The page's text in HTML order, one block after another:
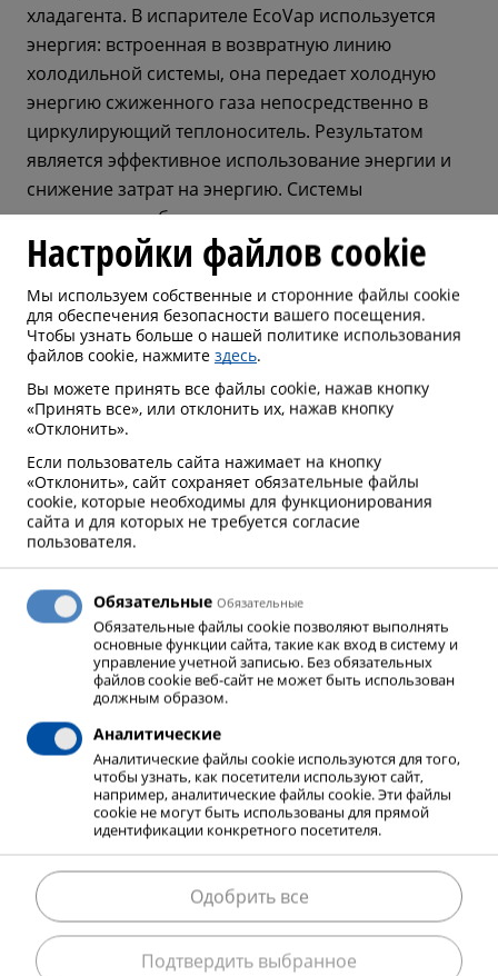
хладагента. В испарителе EcoVap используется
энергия: встроенная в возвратную линию
холодильной системы, она передает холодную
энергию сжиженного газа непосредственно в
циркулирующий теплоноситель. Результатом
является эффективное использование энергии и
снижение затрат на энергию. Системы
охлаждения работают с охлаждением сжиженных
газов от испарителя EcoVap экологически чистым
и эффективным образом.
ПРИМЕНЕНИЕ ГАЗА
Если газ необходим в процессе для
производственного процессса, то его не
пропускают через обычный атмосферный
испаритель, который сбрасывает холод в
окружающий воздух, вместо этого он проходит
через испаритель EcoVap. Энергия, необходимая
для испарения сжиженного газа, направляется в
систему конденсирования, тем самым охлаждая
ее, и тем самым выполняя роль холодильника.
Образование льда и тумана вокруг атмосферных
испарителей больше не происходит, и
температура технологического газа всегда
постоянна независимо от условий окружающей
РЕШЕНИЯ MESSER
Messer предлагает команду экспертов, которые
Настройки файлов cookie
Мы используем собственные и сторонние файлы cookie
для обеспечения безопасности вашего посещения.
Чтобы узнать больше о нашей политике использования
файлов cookie, нажмите здесь.
Вы можете принять все файлы cookie, нажав кнопку
«Принять все», или отклонить их, нажав кнопку
«Отклонить».
Если пользователь сайта нажимает на кнопку
«Отклонить», сайт сохраняет обязательные файлы
cookie, которые необходимы для функционирования
сайта и для которых не требуется согласие
пользователя.
Обязательные Обязательные
Обязательные файлы cookie позволяют выполнять
основные функции сайта, такие как вход в систему и
управление учетной записью. Без обязательных
файлов cookie веб-сайт не может быть использован
должным образом.
Аналитические
Аналитические файлы cookie используются для того,
чтобы узнать, как посетители используют сайт,
например, аналитические файлы cookie. Эти файлы
cookie не могут быть использованы для прямой
идентификации конкретного посетителя.
Подтвердить выбранное
Одобрить все